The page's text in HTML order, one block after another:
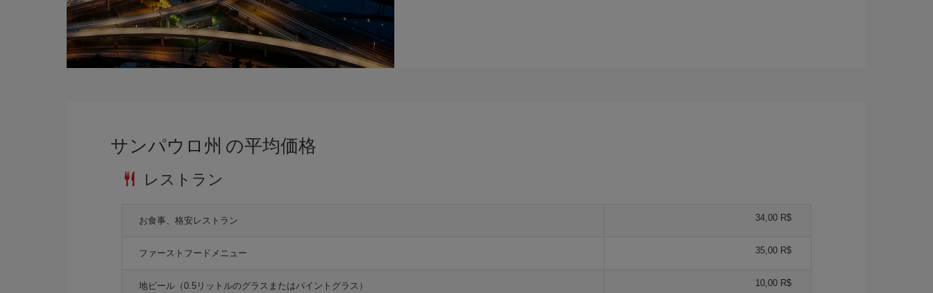
サンパウロ州 の平均価格
レストラン
お食事、格安レストラン 34,00 R$
ファーストフードメニュー 35,00 R$
地ビール（0.5リットルのグラスまたはパイントグラス） 10,00 R$